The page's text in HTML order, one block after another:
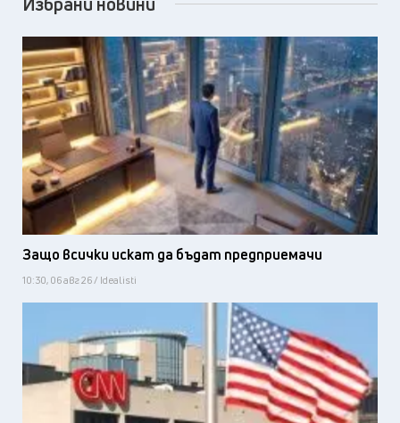
Защо всички искат да бъдат предприемачи
10:30, 06 авг 26 / Idealisti